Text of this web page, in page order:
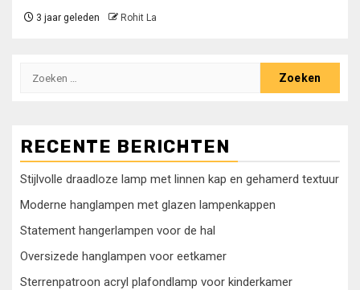
3 jaar geleden Rohit La
Zoeken
RECENTE BERICHTEN
Stijlvolle draadloze lamp met linnen kap en gehamerd textuur
Moderne hanglampen met glazen lampenkappen
Statement hangerlampen voor de hal
Oversizede hanglampen voor eetkamer
Sterrenpatroon acryl plafondlamp voor kinderkamer